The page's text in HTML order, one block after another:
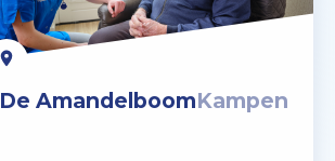
De AmandelboomKampen